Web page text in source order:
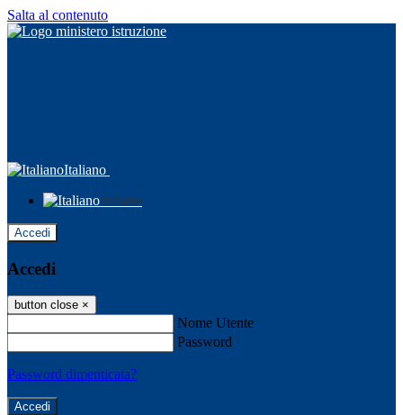
Salta al contenuto
Italiano
Italiano
Accedi
Accedi
button close ×
Nome Utente
Password
Password dimenticata?